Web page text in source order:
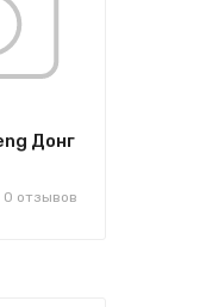
Донг
0 отзывов